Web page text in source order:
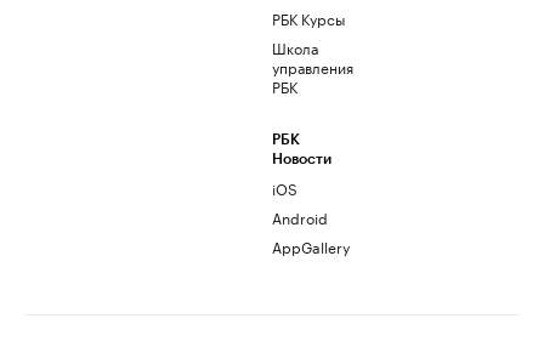
РБК Курсы
Школа
управления
РБК
РБК
Новости
iOS
Android
AppGallery